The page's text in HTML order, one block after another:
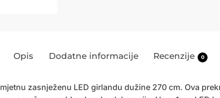
Opis Dodatne informacije Recenzije 0
zasnježenu LED girlandu dužine 270 cm. Ova